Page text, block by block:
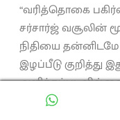
“வரித்தொகை
சர்சார்ஜ் வசூலின்
நிதியை
இழப்பீடு